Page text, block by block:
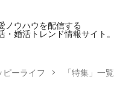
ノウハウを配信する
・婚活トレンド情報サイト。
ピーライフ 「特集」一覧